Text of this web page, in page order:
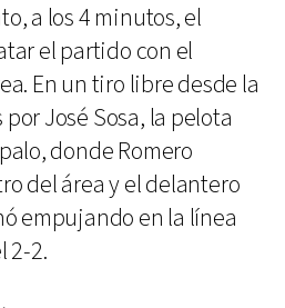
a los 4 minutos, el
el partido con el
En un tiro libre desde la
José Sosa, la pelota
donde Romero
del área y el delantero
empujando en la línea
2-2.